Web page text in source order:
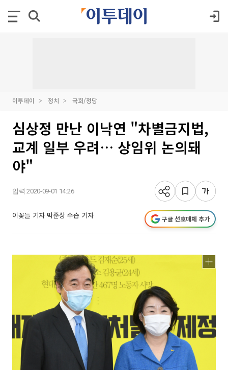
이투데이 정치 국회/정당
심상정 만난 이낙연 "차별금지법,
교계 일부 우려… 상임위 논의돼
야"
입력 2020-09-01 14:26
이꽃들 기자 박준상 수습 기자 구글 선호매체 추가